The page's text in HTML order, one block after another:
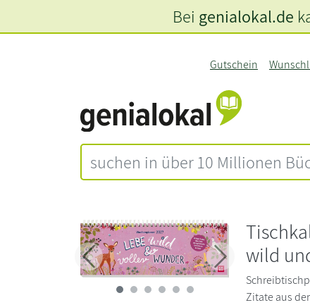
Gutschein
Bei genialokal.de
Zurück Weiterwild
Zitate aus